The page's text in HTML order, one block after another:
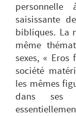
personnelle
saisissante
bibliques. La
même
sexes, « Eros
société
les mêmes
dans ses